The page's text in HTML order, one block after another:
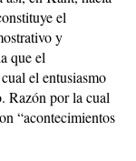
el
y
que el
el entusiasmo
Razón por la cual
“acontecimientos